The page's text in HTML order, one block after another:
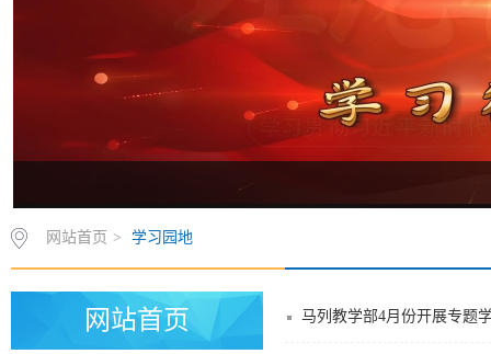
网站首页 > 学习园地
网站首页 马列教学部4月份开展专题